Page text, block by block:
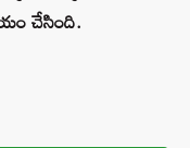
చేసింది.